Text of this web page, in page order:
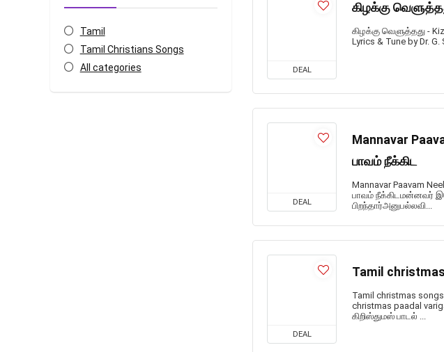
Tamil
Tamil Christians Songs
All categories
DEAL
கிழக்கு
கிழக்கு வெளுத்தது -
Lyrics & Tune by Dr.
DEAL
Mannavar
பாவம் நீக்கிட
Mannavar Paavam
பாவம் நீக்கிடமன்னவர்
பிறந்தார்அனுபல்லவி...
DEAL
Tamil
Tamil christmas
christmas paadal
கிறிஸ்துமஸ் பாடல் ...